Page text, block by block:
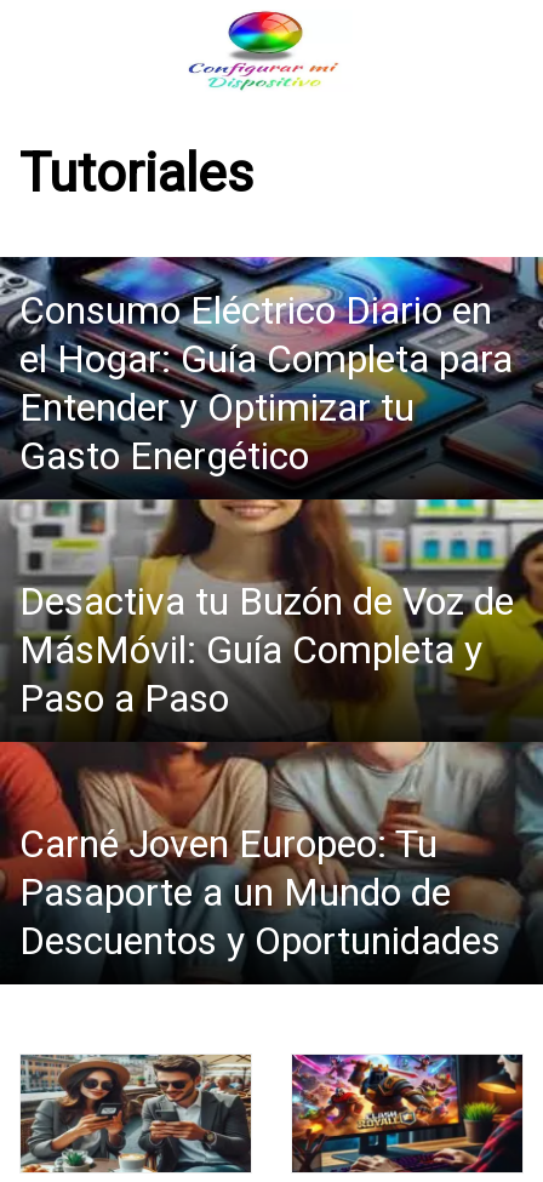
Tutoriales
Consumo Eléctrico Diario en
el Hogar: Guía Completa para
Entender y Optimizar tu
Gasto Energético
Desactiva tu Buzón de Voz de
MásMóvil: Guía Completa y
Paso a Paso
Carné Joven Europeo: Tu
Pasaporte a un Mundo de
Descuentos y Oportunidades